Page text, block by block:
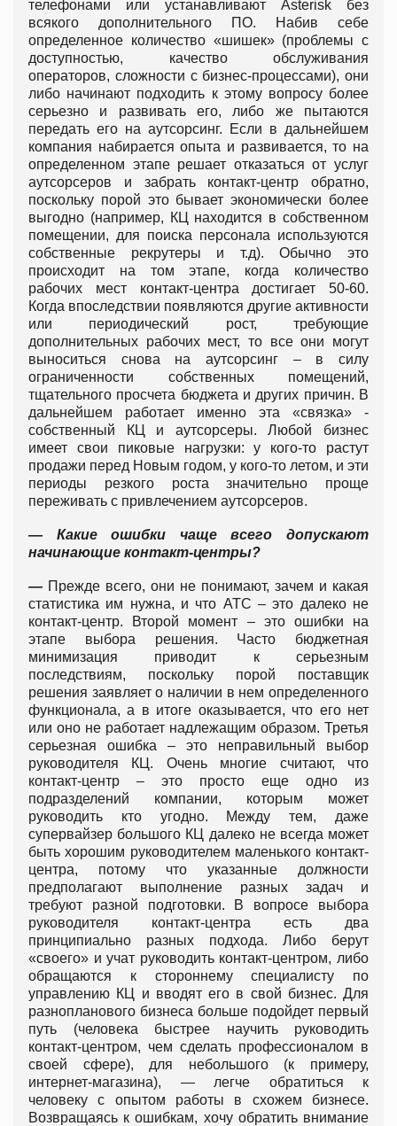
телефонами или устанавливают Asterisk без
всякого дополнительного ПО. Набив себе
определенное количество «шишек» (проблемы с
доступностью, качество обслуживания
операторов, сложности с бизнес-процессами), они
либо начинают подходить к этому вопросу более
серьезно и развивать его, либо же пытаются
передать его на аутсорсинг. Если в дальнейшем
компания набирается опыта и развивается, то на
определенном этапе решает отказаться от услуг
аутсорсеров и забрать контакт-центр обратно,
поскольку порой это бывает экономически более
выгодно (например, КЦ находится в собственном
помещении, для поиска персонала используются
собственные рекрутеры и т.д). Обычно это
происходит на том этапе, когда количество
рабочих мест контакт-центра достигает 50-60.
Когда впоследствии появляются другие активности
или периодический рост, требующие
дополнительных рабочих мест, то все они могут
выноситься снова на аутсорсинг – в силу
ограниченности собственных помещений,
тщательного просчета бюджета и других причин. В
дальнейшем работает именно эта «связка» -
собственный КЦ и аутсорсеры. Любой бизнес
имеет свои пиковые нагрузки: у кого-то растут
продажи перед Новым годом, у кого-то летом, и эти
периоды резкого роста значительно проще
переживать с привлечением аутсорсеров.
— Какие ошибки чаще всего допускают
начинающие контакт-центры?
— Прежде всего, они не понимают, зачем и какая
статистика им нужна, и что АТС – это далеко не
контакт-центр. Второй момент – это ошибки на
этапе выбора решения. Часто бюджетная
минимизация приводит к серьезным
последствиям, поскольку порой поставщик
решения заявляет о наличии в нем определенного
функционала, а в итоге оказывается, что его нет
или оно не работает надлежащим образом. Третья
серьезная ошибка – это неправильный выбор
руководителя КЦ. Очень многие считают, что
контакт-центр – это просто еще одно из
подразделений компании, которым может
руководить кто угодно. Между тем, даже
супервайзер большого КЦ далеко не всегда может
быть хорошим руководителем маленького контакт-
центра, потому что указанные должности
предполагают выполнение разных задач и
требуют разной подготовки. В вопросе выбора
руководителя контакт-центра есть два
принципиально разных подхода. Либо берут
«своего» и учат руководить контакт-центром, либо
обращаются к стороннему специалисту по
управлению КЦ и вводят его в свой бизнес. Для
разнопланового бизнеса больше подойдет первый
путь (человека быстрее научить руководить
контакт-центром, чем сделать профессионалом в
своей сфере), для небольшого (к примеру,
интернет-магазина), — легче обратиться к
человеку с опытом работы в схожем бизнесе.
Возвращаясь к ошибкам, хочу обратить внимание